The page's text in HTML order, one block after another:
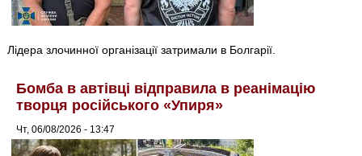
Лідера злочинної організації затримали в Болгарії.
Бомба в автівці відправила в реанімацію
творця російського «Упиря»
Чт, 06/08/2026 - 13:47